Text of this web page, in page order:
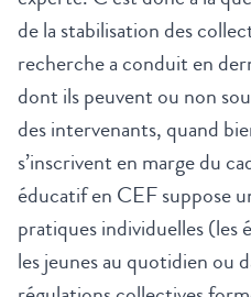
de la stabilisation des
recherche a conduit en
dont ils peuvent ou non
des intervenants, quand
s’inscrivent en marge du
éducatif en CEF suppose
pratiques individuelles (les
les jeunes au quotidien ou